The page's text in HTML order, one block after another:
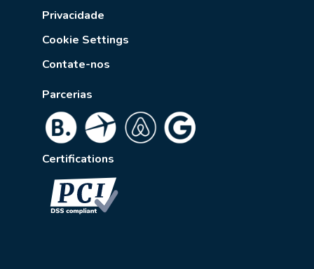
Privacidade
Cookie Settings
Contate-nos
Parcerias
Certifications